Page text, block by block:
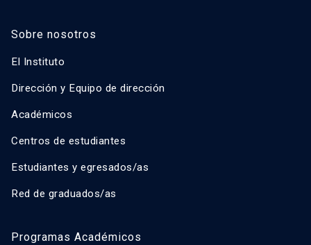
Sobre nosotros
El Instituto
Dirección y Equipo de dirección
Académicos
Centros de estudiantes
Estudiantes y egresados/as
Red de graduados/as
Programas Académicos